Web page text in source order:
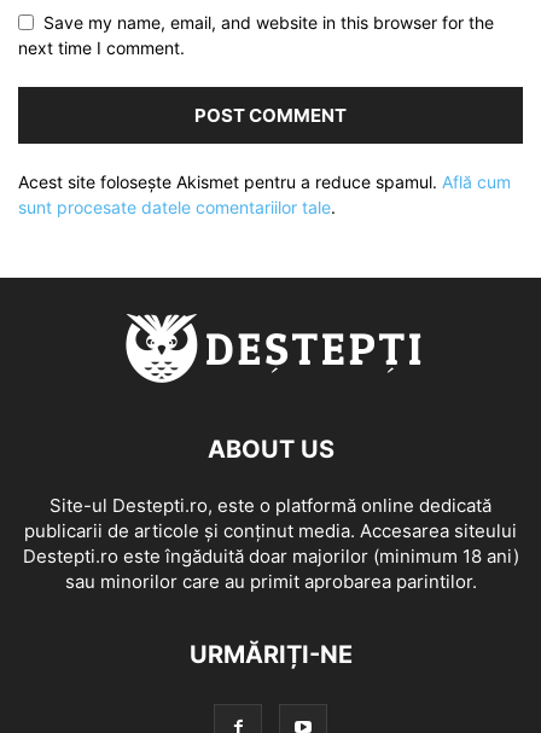
Save my name, email, and website in this browser for the
next time I comment.
Acest site folosește Akismet pentru a reduce spamul. Află cum
sunt procesate datele comentariilor tale.
ABOUT US
Site-ul Destepti.ro, este o platformă online dedicată
publicarii de articole și conținut media. Accesarea siteului
Destepti.ro este îngăduită doar majorilor (minimum 18 ani)
sau minorilor care au primit aprobarea parintilor.
URMĂRIȚI-NE